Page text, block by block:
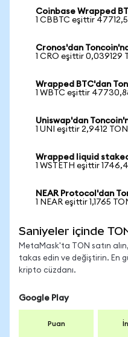
Coinbase Wrapped
1 CBBTC eşittir
Cronos'dan
1 CRO eşittir 0,039129
Wrapped BTC'dan
1 WBTC eşittir
Uniswap'dan
1 UNI eşittir 2,9412 TON
Wrapped liquid
1 WSTETH eşittir
NEAR Protocol'dan
1 NEAR eşittir 1,1765
Saniyeler içinde
MetaMask'ta TON satın
takas edin ve değiştirin. En
kripto cüzdanı.
Google Play
Puan